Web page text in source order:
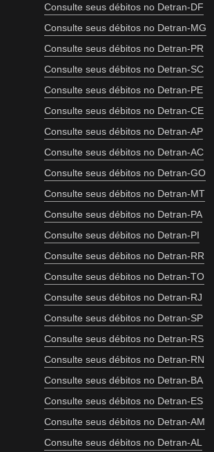
Consulte seus débitos no Detran-DF
Consulte seus débitos no Detran-MG
Consulte seus débitos no Detran-PR
Consulte seus débitos no Detran-SC
Consulte seus débitos no Detran-PE
Consulte seus débitos no Detran-CE
Consulte seus débitos no Detran-AP
Consulte seus débitos no Detran-AC
Consulte seus débitos no Detran-GO
Consulte seus débitos no Detran-MT
Consulte seus débitos no Detran-PA
Consulte seus débitos no Detran-PI
Consulte seus débitos no Detran-RR
Consulte seus débitos no Detran-TO
Consulte seus débitos no Detran-RJ
Consulte seus débitos no Detran-SP
Consulte seus débitos no Detran-RS
Consulte seus débitos no Detran-RN
Consulte seus débitos no Detran-BA
Consulte seus débitos no Detran-ES
Consulte seus débitos no Detran-AM
Consulte seus débitos no Detran-AL